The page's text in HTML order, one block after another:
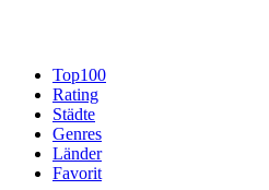
Top100
Rating
Städte
Genres
Länder
Favorit